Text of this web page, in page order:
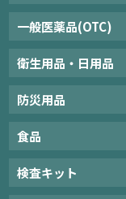
一般医薬品(OTC)
衛生用品・日用品
防災用品
食品
検査キット